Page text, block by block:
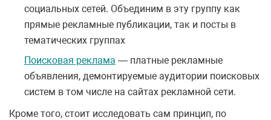
социальных сетей. Объединим в эту группу как
прямые рекламные публикации, так и посты в
тематических группах
Поисковая реклама — платные рекламные
объявления, демонтируемые аудитории поисковых
систем в том числе на сайтах рекламной сети.
Кроме того, стоит исследовать сам принцип, по